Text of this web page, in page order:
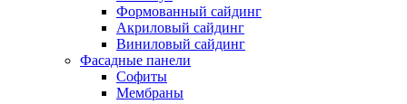
Формованный сайдинг
Акриловый сайдинг
Виниловый сайдинг
Фасадные панели
Софиты
Мембраны